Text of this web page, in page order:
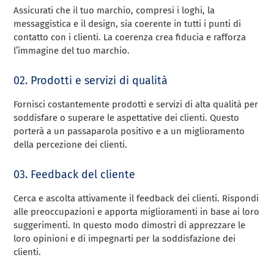
Assicurati che il tuo marchio, compresi i loghi, la
messaggistica e il design, sia coerente in tutti i punti di
contatto con i clienti. La coerenza crea fiducia e rafforza
l’immagine del tuo marchio.
02. Prodotti e servizi di qualità
Fornisci costantemente prodotti e servizi di alta qualità per
soddisfare o superare le aspettative dei clienti. Questo
porterà a un passaparola positivo e a un miglioramento
della percezione dei clienti.
03. Feedback del cliente
Cerca e ascolta attivamente il feedback dei clienti. Rispondi
alle preoccupazioni e apporta miglioramenti in base ai loro
suggerimenti. In questo modo dimostri di apprezzare le
loro opinioni e di impegnarti per la soddisfazione dei
clienti.